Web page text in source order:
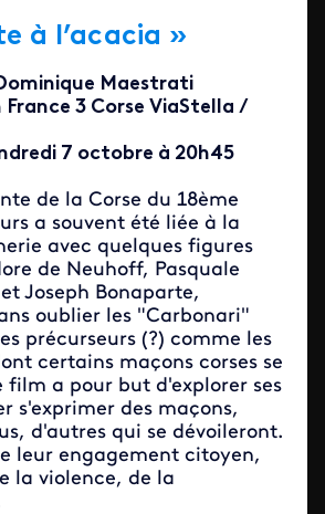
à l’acacia »
Maestrati
3 Corse ViaStella /
7 octobre à 20h45
de la Corse du 18ème
a souvent été liée à la
avec quelques figures
de Neuhoff, Pasquale
Joseph Bonaparte,
oublier les "Carbonari"
précurseurs (?) comme les
certains maçons corses se
film a pour but d'explorer ses
s'exprimer des maçons,
d'autres qui se dévoileront.
leur engagement citoyen,
la violence, de la